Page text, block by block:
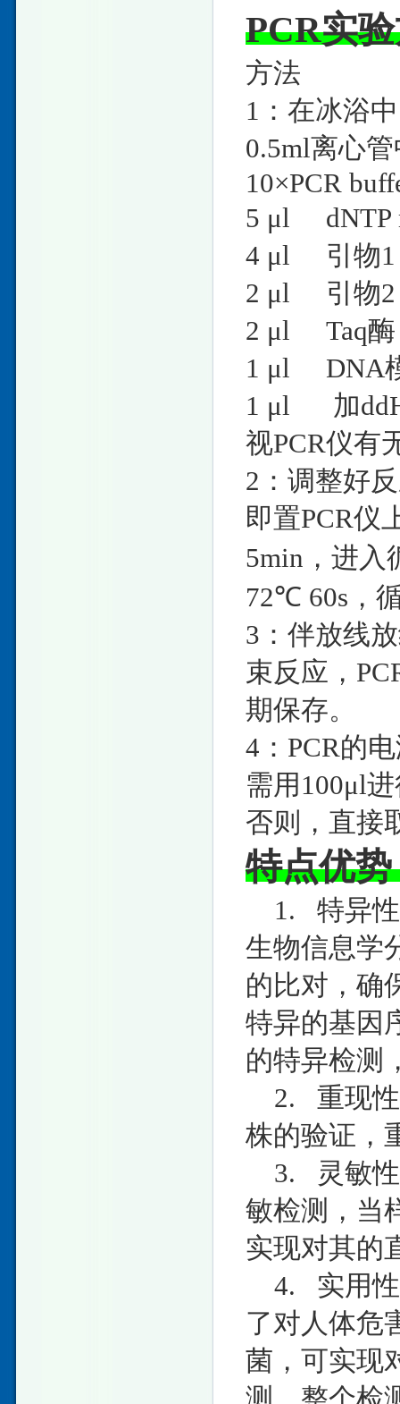
PCR实
方法
1：在冰浴
0.5ml离心
5 μl
4 μl 引
2 μl 引
2 μl
1 μl DNA
1 μl 加
视PCR仪有
2：调整好
即置PCR仪
5min，进
72℃ 60s，
3：伴放线
束反应，
期保存。
4：PCR的
需用100μl
否则，直接
特点优势
1. 特异性
生物信息学
的比对，确
特异的基因
的特异检测
2. 重现性
株的验证，
3. 灵敏性
敏检测，当
实现对其的
4. 实用
了对人体危
菌，可实现